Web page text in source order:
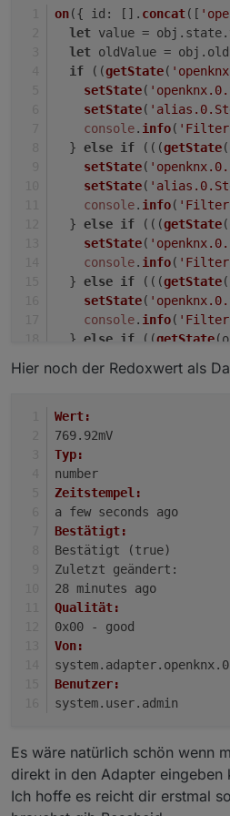
on({ id : []. concat([
let value = obj. state.
let oldValue = obj.
if ((getState(
setState(
setState(
console. info( 'Filter
  }
else if (((getState
setState(
setState(
console. info( 'Filter
  }
else if (((getState
setState(
console. info( 'Filter
  }
else if (((getState
setState(
console. info( 'Filter
  }
else if ((getState
console.info( 'Filter
});
Hier noch der Redoxwert als
Wert:
769.92mV
Typ:
number
Zeitstempel:
a few seconds ago
Bestätigt:
Bestätigt (true)
Zuletzt geändert:
28 minutes ago
Qualität:
0x00 - good
Von:
system.adapter.openknx.0
Benutzer:
system.user.admin
Es wäre natürlich schön wenn
direkt in den Adapter eingeben
Ich hoffe es reicht dir erstmal